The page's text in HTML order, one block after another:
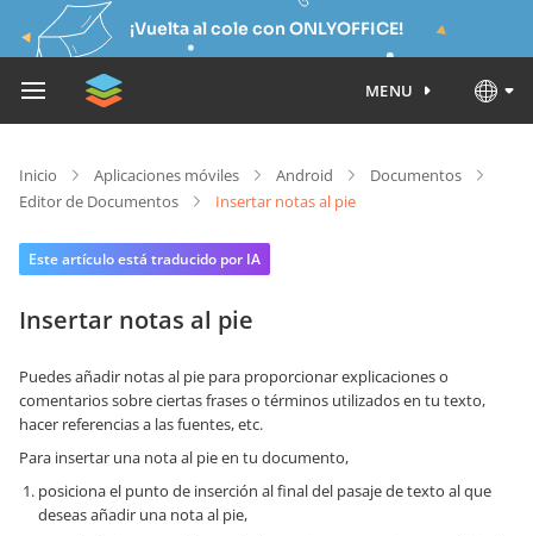
¡Vuelta al cole con ONLYOFFICE!
MENU
Inicio Aplicaciones móviles Android
Documentos
Editor de Documentos
Insertar notas al pie
Este artículo está traducido por IA
Insertar notas al pie
Puedes añadir notas al pie para proporcionar explicaciones o
comentarios sobre ciertas frases o términos utilizados en tu texto,
hacer referencias a las fuentes, etc.
Para insertar una nota al pie en tu documento,
posiciona el punto de inserción al final del pasaje de texto al que
deseas añadir una nota al pie,